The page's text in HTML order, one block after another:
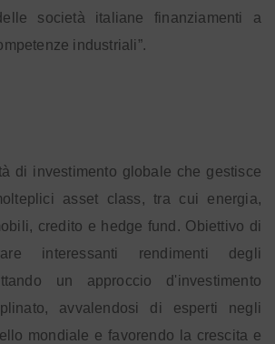
società italiane finanziamenti a
industriali”.
di investimento globale che gestisce
asset class, tra cui energia,
credito e hedge fund. Obiettivo di
interessanti rendimenti degli
un approccio d'investimento
avvalendosi di esperti negli
mondiale e favorendo la crescita e